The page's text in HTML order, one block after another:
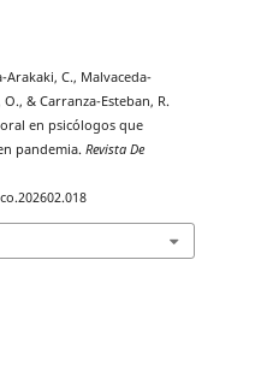
C., Malvaceda-
& Carranza-Esteban, R.
en psicólogos que
pandemia. Revista De